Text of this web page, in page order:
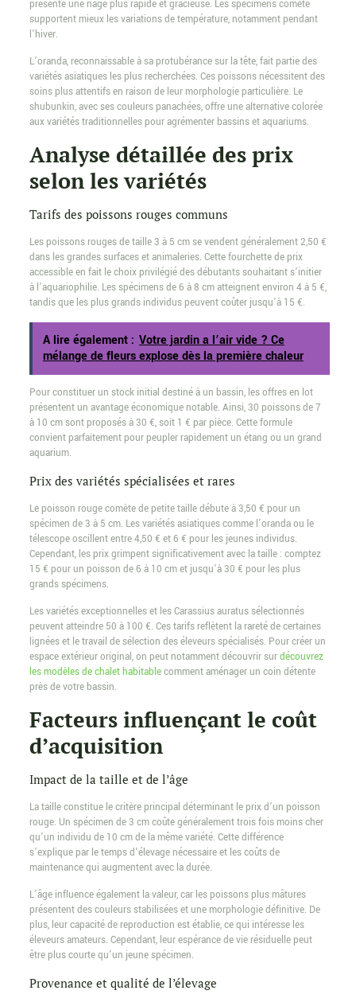
présente une nage plus rapide et gracieuse. Les spécimens comète
supportent mieux les variations de température, notamment pendant
l’hiver.
L’oranda, reconnaissable à sa protubérance sur la tête, fait partie des
variétés asiatiques les plus recherchées. Ces poissons nécessitent des
soins plus attentifs en raison de leur morphologie particulière. Le
shubunkin, avec ses couleurs panachées, offre une alternative colorée
aux variétés traditionnelles pour agrémenter bassins et aquariums.
Analyse détaillée des prix
selon les variétés
Tarifs des poissons rouges communs
Les poissons rouges de taille 3 à 5 cm se vendent généralement 2,50 €
dans les grandes surfaces et animaleries. Cette fourchette de prix
accessible en fait le choix privilégié des débutants souhaitant s’initier
à l’aquariophilie. Les spécimens de 6 à 8 cm atteignent environ 4 à 5 €,
tandis que les plus grands individus peuvent coûter jusqu’à 15 €.
A lire également : Votre jardin a l’air vide ? Ce
mélange de fleurs explose dès la première chaleur
Pour constituer un stock initial destiné à un bassin, les offres en lot
présentent un avantage économique notable. Ainsi, 30 poissons de 7
à 10 cm sont proposés à 30 €, soit 1 € par pièce. Cette formule
convient parfaitement pour peupler rapidement un étang ou un grand
aquarium.
Prix des variétés spécialisées et rares
Le poisson rouge comète de petite taille débute à 3,50 € pour un
spécimen de 3 à 5 cm. Les variétés asiatiques comme l’oranda ou le
télescope oscillent entre 4,50 € et 6 € pour les jeunes individus.
Cependant, les prix grimpent significativement avec la taille : comptez
15 € pour un poisson de 6 à 10 cm et jusqu’à 30 € pour les plus
grands spécimens.
Les variétés exceptionnelles et les Carassius auratus sélectionnés
peuvent atteindre 50 à 100 €. Ces tarifs reflètent la rareté de certaines
lignées et le travail de sélection des éleveurs spécialisés. Pour créer un
espace extérieur original, on peut notamment découvrir surdécouvrez
les modèles de chalet habitablecomment aménager un coin détente
près de votre bassin.
Facteurs influençant le coût
d’acquisition
Impact de la taille et de l’âge
La taille constitue le critère principal déterminant le prix d’un poisson
rouge. Un spécimen de 3 cm coûte généralement trois fois moins cher
qu’un individu de 10 cm de la même variété. Cette différence
s’explique par le temps d’élevage nécessaire et les coûts de
maintenance qui augmentent avec la durée.
L’âge influence également la valeur, car les poissons plus mâtures
présentent des couleurs stabilisées et une morphologie définitive. De
plus, leur capacité de reproduction est établie, ce qui intéresse les
éleveurs amateurs. Cependant, leur espérance de vie résiduelle peut
être plus courte qu’un jeune spécimen.
Provenance et qualité de l’élevage